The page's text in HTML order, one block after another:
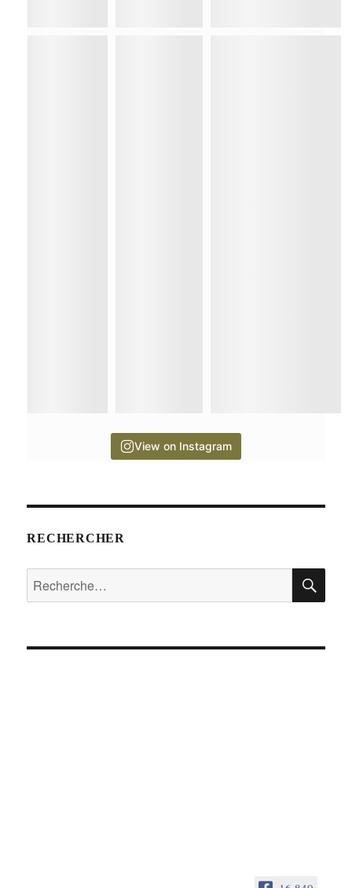
View on Instagram
RECHERCHER
Recherche
pour :